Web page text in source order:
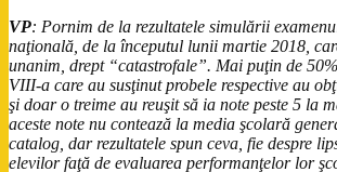
VP: Pornim de la rezultatele simulării
naţională, de la începutul lunii martie 2018,
unanim, drept “catastrofale”. Mai puţin de
VIII-a care au susţinut probele respective au
şi doar o treime au reuşit să ia note peste 5 la
aceste note nu contează la media şcolară
catalog, dar rezultatele spun ceva, fie despre
elevilor faţă de evaluarea performanţelor lor